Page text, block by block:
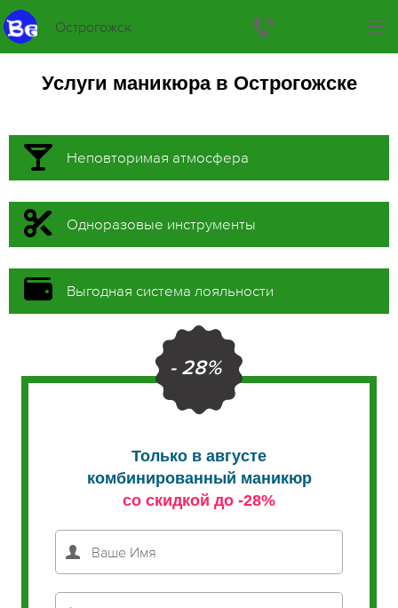
Острогожск
Услуги маникюра в Острогожске
Неповторимая атмосфера
Одноразовые инструменты
Выгодная система лояльности
- 28%
Только в августе
комбинированный маникюр
со скидкой до -28%